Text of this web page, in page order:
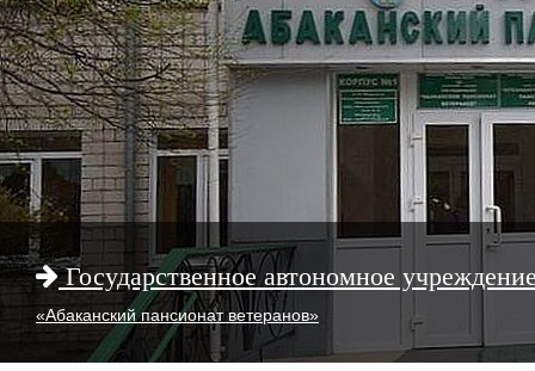
Государственное автономное
«Абаканский пансионат ветеранов»